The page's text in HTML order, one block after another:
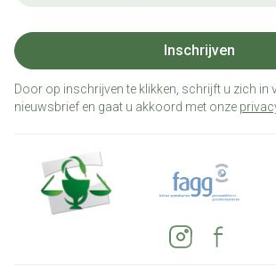
Inschrijven
Door op inschrijven te klikken, schrijft u zich in
nieuwsbrief en gaat u akkoord met onze